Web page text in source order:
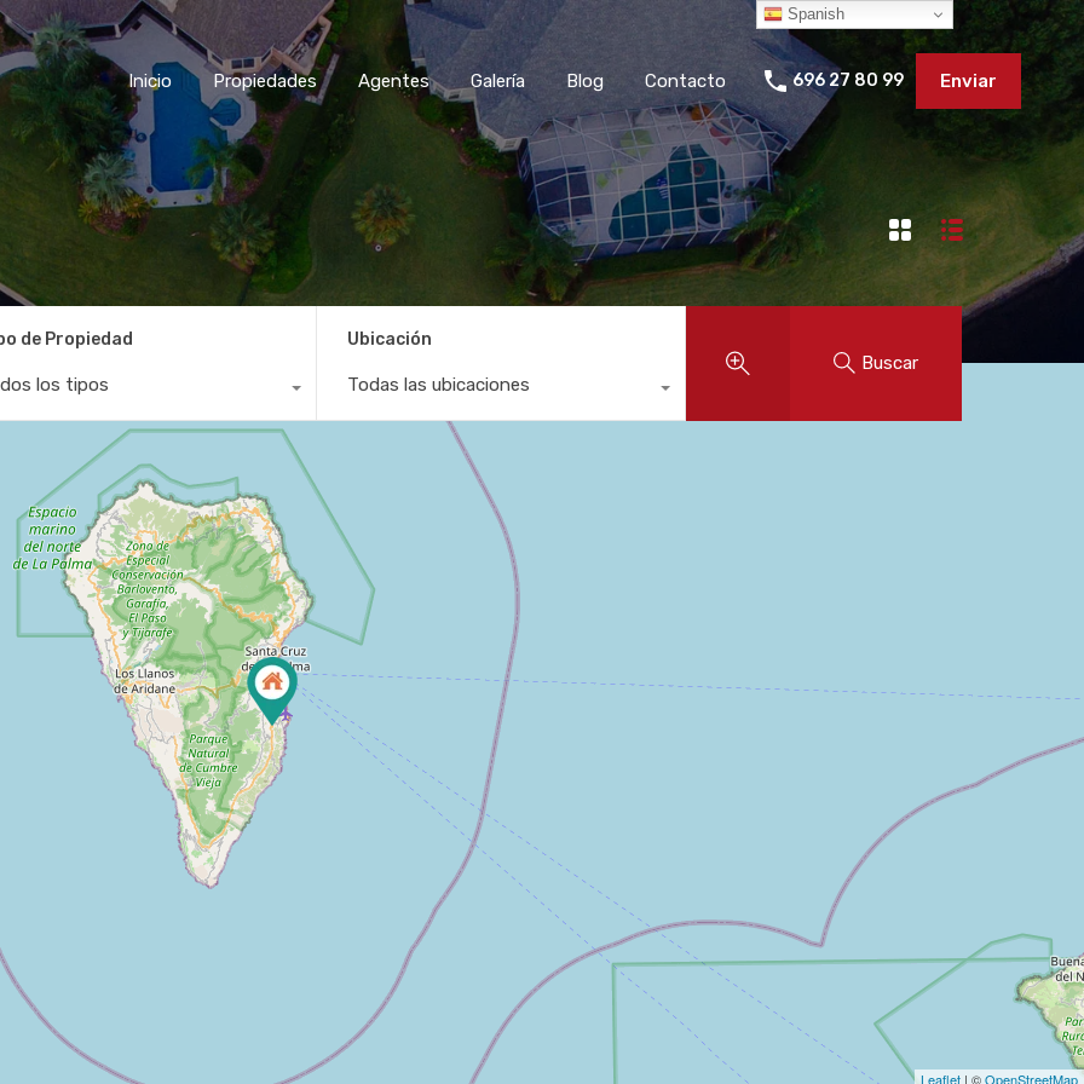
Inicio Propiedades Agentes Galería Blog Contacto 696 27 80 99 Enviar
de Propiedad
los tipos
Ubicación
Todas las ubicaciones
Buscar
Leaflet | ©OpenStreetMap
Spanish